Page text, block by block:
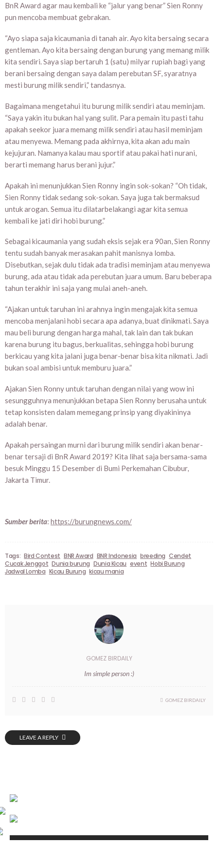
BnR Award agar mau kembali ke “jalur yang benar” Sien Ronny
pun mencoba membuat gebrakan.
“Ayo siapa saja kicaumania di tanah air. Ayo kita bersaing secara
gentleman. Ayo kita bersaing dengan burung yang memang milik
kita sendiri. Saya siap bertaruh 1 (satu) milyar rupiah bagi yang
berani bersaing dengan saya dalam perebutan SF, syaratnya
mesti burung milik sendiri,” tandasnya.
Bagaimana mengetahui itu burung milik sendiri atau meminjam.
“Saya yakin itu bukan hal yang sulit. Para pemain itu pasti tahu
apakah seekor juara memang milik sendiri atau hasil meminjam
atau menyewa. Memang pada akhirnya, kita akan adu main
kejujuran. Namanya kalau mau sportif atau pakai hati nurani,
berarti memang harus berani jujur.”
Apakah ini menunjukkan Sien Ronny ingin sok-sokan? “Oh tidak,
Sien Ronny tidak sedang sok-sokan. Saya juga tak bermaksud
untuk arogan. Semua itu dilatarbelakangi agar kita semua
kembali ke jati diri hobi burung.”
Sebagai kicaumania yang sudah eksis sejak era 90an, Sien Ronny
tentu sudah banyak merasakan pahit manisnya lomba.
Disebutkan, sejak dulu tidak ada tradisi meminjam atau menyewa
burung, ada atau tidak ada perebutan juara umum. Baru beberapa
tahun terakhir ini saja yang mulai aneh-aneh.
“Ajakan untuk taruhan ini arahnya ingin mengajak kita semua
mencoba menjalani hobi secara apa adanya, buat dinikmati. Saya
mau beli burung dengan harga mahal, tak lain dan tak bukan
karena burung itu bagus, berkualitas, sehingga hobi burung
berkicau yang kita jalani juga benar-benar bisa kita nikmati. Jadi
bukan soal ambisi untuk memburu juara.”
Ajakan Sien Ronny untuk taruhan dengan nilai yang wow ini
sesungguhnya menunjukkan betapa Sien Ronny berusaha untuk
tetap konsisten dalam memegang prinsip yang diyakininya
adalah benar.
Apakah persaingan murni dari burung milik sendiri akan benar-
benar tersaji di BnR Award 2019? Kita lihat saja bersama-sama
besuk Minggu 15 Desember di Bumi Perkemahan Cibubur,
Jakarta Timur.
Sumber berita: https://burungnews.com/
Tags: Bird Contest BNR Award BNR Indonesia breeding Cendet
Cucak Jenggot Dunia burung Dunia Kicau event Hobi Burung
Jadwal Lomba Kicau Burung kicau mania
GOMEZ BIRDAILY
Im simple person :)
GOMEZ BIRDAILY
LEAVE A REPLY